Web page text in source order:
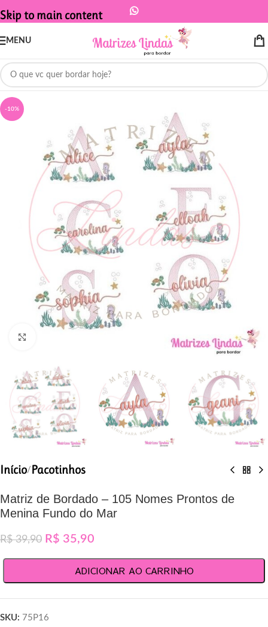
Skip to main content
MENU
-10%
Início/ Pacotinhos
Matriz de Bordado – 105 Nomes Prontos de
Menina Fundo do Mar
R$39,90 R$ 35,90
ADICIONAR AO CARRINHO
SKU: 75P16